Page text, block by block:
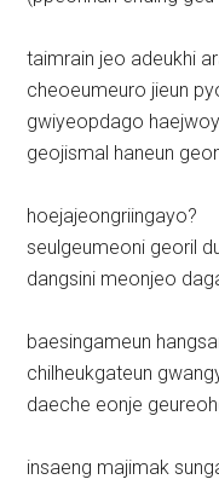
taimrain jeo adeukhi
cheoeumeuro jieun
gwiyeopdago
geojismal haneun
hoejajeongriingayo?
seulgeumeoni georil
dangsini meonjeo
baesingameun
chilheukgateun
daeche eonje
insaeng majimak